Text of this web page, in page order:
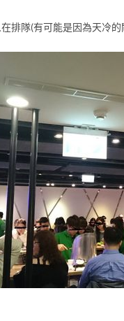
排隊(有可能是因為天冷的